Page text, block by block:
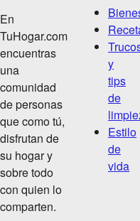
En
TuHogar.com
encuentras
una
comunidad
de personas
que como tú,
disfrutan de
su hogar y
sobre todo
con quien lo
comparten.
y
tips
de
Estilo
de
vida